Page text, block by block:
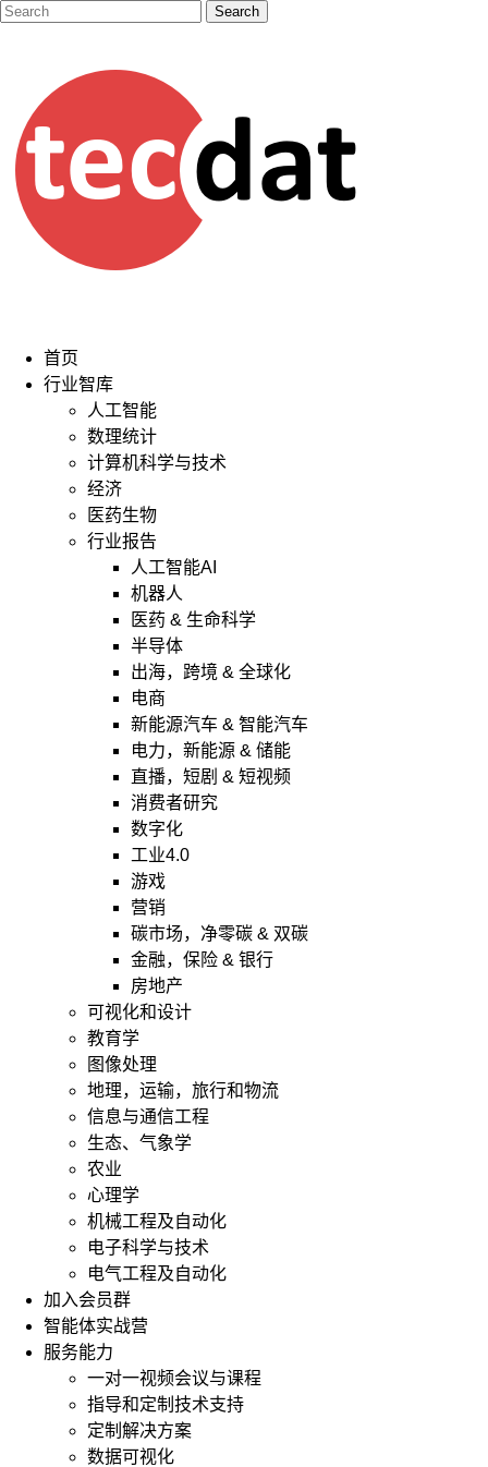
首页
行业智库
人工智能
数理统计
计算机科学与技术
经济
医药生物
行业报告
人工智能AI
机器人
医药 & 生命科学
半导体
出海，跨境 & 全球化
电商
新能源汽车 & 智能汽车
电力，新能源 & 储能
直播，短剧 & 短视频
消费者研究
数字化
工业4.0
游戏
营销
碳市场，净零碳 & 双碳
金融，保险 & 银行
房地产
可视化和设计
教育学
图像处理
地理，运输，旅行和物流
信息与通信工程
生态、气象学
农业
心理学
机械工程及自动化
电子科学与技术
电气工程及自动化
加入会员群
智能体实战营
服务能力
一对一视频会议与课程
指导和定制技术支持
定制解决方案
数据可视化